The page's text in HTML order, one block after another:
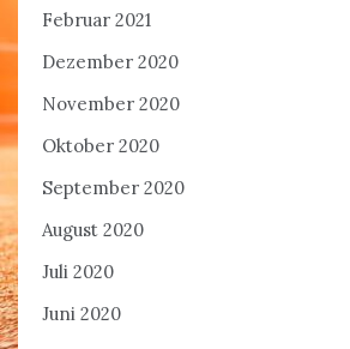
Februar 2021
Dezember 2020
November 2020
Oktober 2020
September 2020
August 2020
Juli 2020
Juni 2020